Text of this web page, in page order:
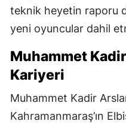
teknik heyetin raporu
yeni oyuncular dahil
Muhammet
Kariyeri
Muhammet Kadir
Kahramanmaraş’ın